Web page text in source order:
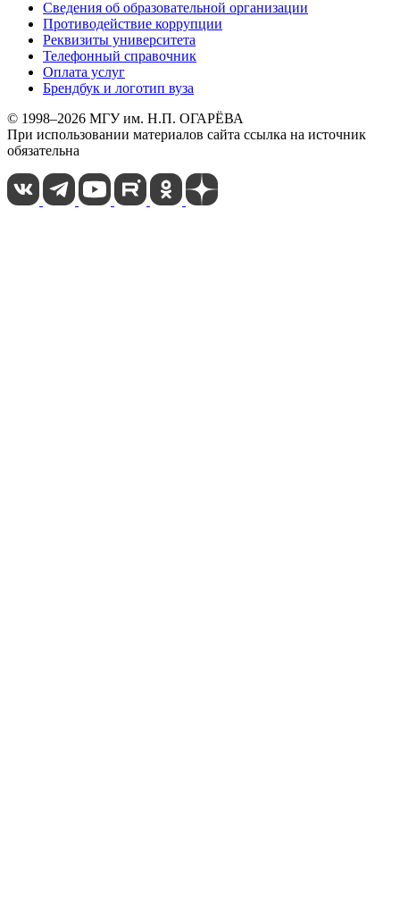
Сведения об образовательной организации
Противодействие коррупции
Реквизиты университета
Телефонный справочник
Оплата услуг
Брендбук и логотип вуза
© 1998–2026 МГУ им. Н.П. ОГАРЁВА
При использовании материалов сайта ссылка на источник
обязательна